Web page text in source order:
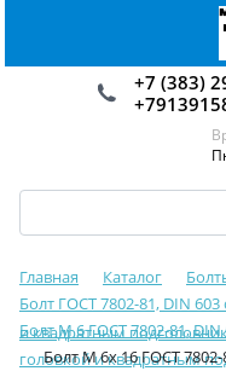
+7 (383)
Главная Каталог
Болт ГОСТ 7802-81, DIN
и квадратным
Болт М 6 ГОСТ 7802-81,
головкой и квадратным
Болт М 6х 16 ГОСТ